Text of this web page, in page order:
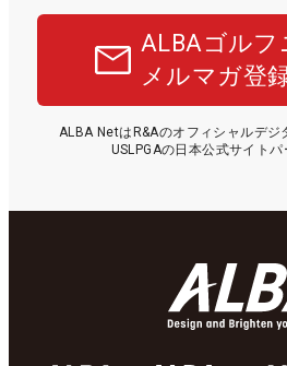
ALBAゴルフ
メルマガ登
ALBA NetはR&Aのオフィシャルデジ
USLPGAの日本公式サイトパ